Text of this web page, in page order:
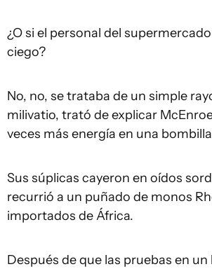
¿O si el personal del
ciego?
No, no, se trataba de un simple
milivatio, trató de explicar
veces más energía en una
Sus súplicas cayeron en oídos
recurrió a un puñado de monos
importados de África.
Después de que las pruebas en